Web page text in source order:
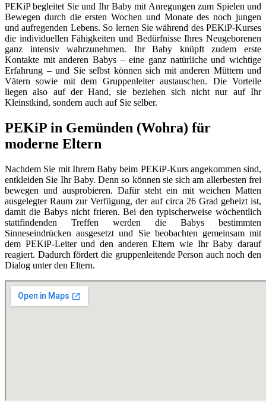
PEKiP begleitet Sie und Ihr Baby mit Anregungen zum Spielen und
Bewegen durch die ersten Wochen und Monate des noch jungen
und aufregenden Lebens. So lernen Sie während des PEKiP-Kurses
die individuellen Fähigkeiten und Bedürfnisse Ihres Neugeborenen
ganz intensiv wahrzunehmen. Ihr Baby knüpft zudem erste
Kontakte mit anderen Babys – eine ganz natürliche und wichtige
Erfahrung – und Sie selbst können sich mit anderen Müttern und
Vätern sowie mit dem Gruppenleiter austauschen. Die Vorteile
liegen also auf der Hand, sie beziehen sich nicht nur auf Ihr
Kleinstkind, sondern auch auf Sie selber.
PEKiP in Gemünden (Wohra) für
moderne Eltern
Nachdem Sie mit Ihrem Baby beim PEKiP-Kurs angekommen sind,
entkleiden Sie Ihr Baby. Denn so können sie sich am allerbesten frei
bewegen und ausprobieren. Dafür steht ein mit weichen Matten
ausgelegter Raum zur Verfügung, der auf circa 26 Grad geheizt ist,
damit die Babys nicht frieren. Bei den typischerweise wöchentlich
stattfindenden Treffen werden die Babys bestimmten
Sinneseindrücken ausgesetzt und Sie beobachten gemeinsam mit
dem PEKiP-Leiter und den anderen Eltern wie Ihr Baby darauf
reagiert. Dadurch fördert die gruppenleitende Person auch noch den
Dialog unter den Eltern.